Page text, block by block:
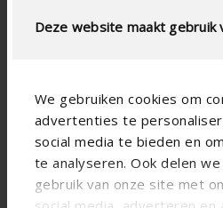
Deze website maakt gebruik
We gebruiken cookies om
advertenties te
social media te bieden en
te analyseren. Ook delen
gebruik van onze site met